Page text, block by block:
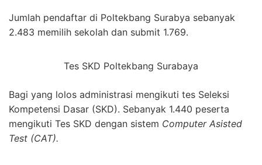
Jumlah pendaftar di Poltekbang Surabya sebanyak
2.483 memilih sekolah dan submit 1.769.
Tes SKD Poltekbang Surabaya
Bagi yang lolos administrasi mengikuti tes Seleksi
Kompetensi Dasar (SKD). Sebanyak 1.440 peserta
mengikuti Tes SKD dengan sistem Computer Asisted
Test (CAT).